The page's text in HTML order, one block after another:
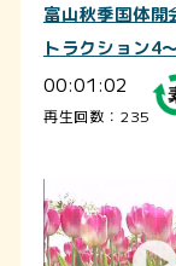
富山秋季国体
トラクション4
00:01:02
再生回数：235